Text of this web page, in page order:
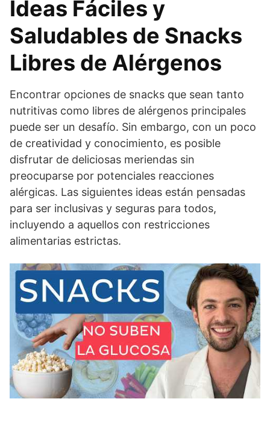
Ideas Fáciles y
Saludables de Snacks
Libres de Alérgenos
Encontrar opciones de snacks que sean tanto
nutritivas como libres de alérgenos principales
puede ser un desafío. Sin embargo, con un poco
de creatividad y conocimiento, es posible
disfrutar de deliciosas meriendas sin
preocuparse por potenciales reacciones
alérgicas. Las siguientes ideas están pensadas
para ser inclusivas y seguras para todos,
incluyendo a aquellos con restricciones
alimentarias estrictas.